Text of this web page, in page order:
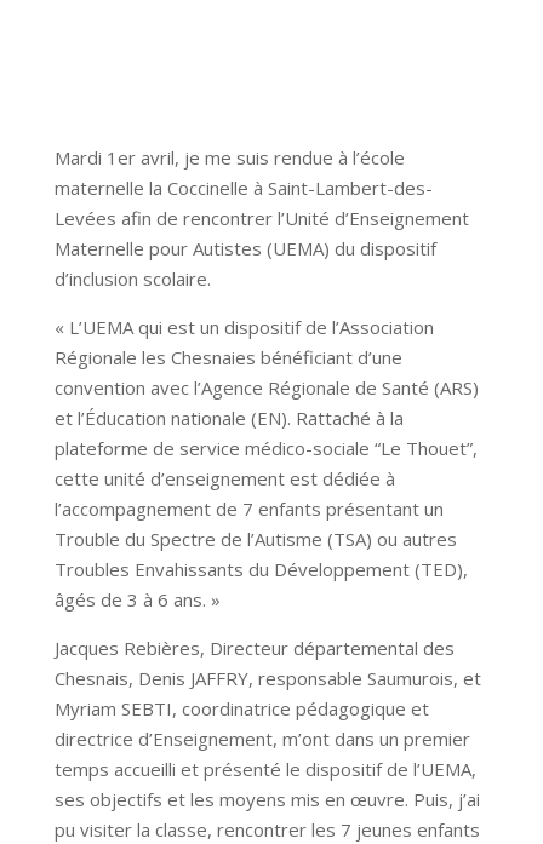
Mardi 1er avril, je me suis rendue à l’école
maternelle la Coccinelle à Saint-Lambert-des-
Levées afin de rencontrer l’Unité d’Enseignement
Maternelle pour Autistes (UEMA) du dispositif
d’inclusion scolaire.
« L’UEMA qui est un dispositif de l’Association
Régionale les Chesnaies bénéficiant d’une
convention avec l’Agence Régionale de Santé (ARS)
et l’Éducation nationale (EN). Rattaché à la
plateforme de service médico-sociale “Le Thouet”,
cette unité d’enseignement est dédiée à
l’accompagnement de 7 enfants présentant un
Trouble du Spectre de l’Autisme (TSA) ou autres
Troubles Envahissants du Développement (TED),
âgés de 3 à 6 ans. »
Jacques Rebières, Directeur départemental des
Chesnais, Denis JAFFRY, responsable Saumurois, et
Myriam SEBTI, coordinatrice pédagogique et
directrice d’Enseignement, m’ont dans un premier
temps accueilli et présenté le dispositif de l’UEMA,
ses objectifs et les moyens mis en œuvre. Puis, j’ai
pu visiter la classe, rencontrer les 7 jeunes enfants